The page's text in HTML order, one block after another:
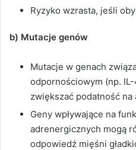
Ryzyko wzrasta, jeśli
b) Mutacje genów
Mutacje w genach
odpornościowym (np.
zwiększać podatność na
Geny wpływające na
adrenergicznych mogą
odpowiedź mięśni